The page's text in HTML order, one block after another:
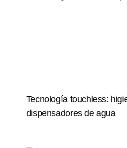
Tecnología touchless:
dispensadores de agua